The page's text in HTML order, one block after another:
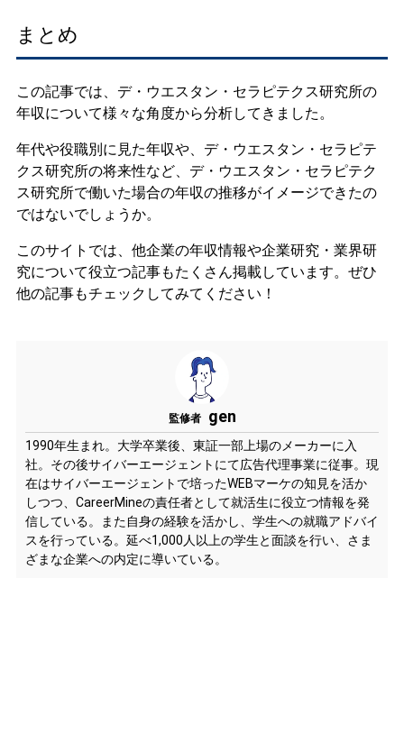
まとめ
この記事では、デ・ウエスタン・セラピテクス研究所の
年収について様々な角度から分析してきました。
年代や役職別に見た年収や、デ・ウエスタン・セラピテ
クス研究所の将来性など、デ・ウエスタン・セラピテク
ス研究所で働いた場合の年収の推移がイメージできたの
ではないでしょうか。
このサイトでは、他企業の年収情報や企業研究・業界研
究について役立つ記事もたくさん掲載しています。ぜひ
他の記事もチェックしてみてください！
監修者 gen
1990年生まれ。大学卒業後、東証一部上場のメーカーに入
社。その後サイバーエージェントにて広告代理事業に従事。現
在はサイバーエージェントで培ったWEBマーケの知見を活か
しつつ、CareerMineの責任者として就活生に役立つ情報を発
信している。また自身の経験を活かし、学生への就職アドバイ
スを行っている。延べ1,000人以上の学生と面談を行い、さま
ざまな企業への内定に導いている。